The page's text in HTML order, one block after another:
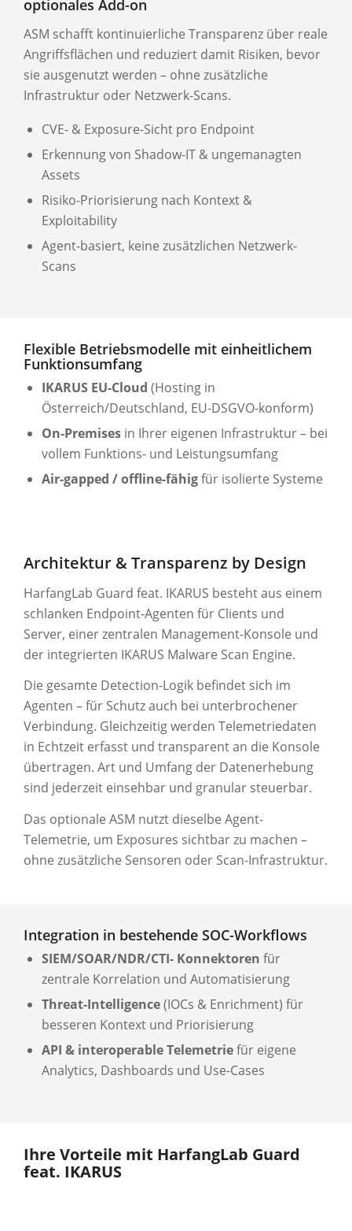
optionales Add-on
ASM schafft kontinuierliche Transparenz über reale
Angriffsflächen und reduziert damit Risiken, bevor
sie ausgenutzt werden – ohne zusätzliche
Infrastruktur oder Netzwerk-Scans.
CVE- & Exposure-Sicht pro Endpoint
Erkennung von Shadow-IT & ungemanagten
Assets
Risiko-Priorisierung nach Kontext &
Exploitability
Agent-basiert, keine zusätzlichen Netzwerk-
Scans
Flexible Betriebsmodelle mit einheitlichem
Funktionsumfang
IKARUS EU-Cloud (Hosting in
Österreich/Deutschland, EU-DSGVO-konform)
On-Premises in Ihrer eigenen Infrastruktur – bei
vollem Funktions- und Leistungsumfang
Air-gapped / offline-fähigfür isolierte Systeme
Architektur & Transparenz by Design
HarfangLab Guard feat. IKARUS besteht aus einem
schlanken Endpoint-Agenten für Clients und
Server, einer zentralen Management-Konsole und
der integrierten IKARUS Malware Scan Engine.
Die gesamte Detection-Logik befindet sich im
Agenten – für Schutz auch bei unterbrochener
Verbindung. Gleichzeitig werden Telemetriedaten
in Echtzeit erfasst und transparent an die Konsole
übertragen. Art und Umfang der Datenerhebung
sind jederzeit einsehbar und granular steuerbar.
Das optionale ASM nutzt dieselbe Agent-
Telemetrie, um Exposures sichtbar zu machen –
ohne zusätzliche Sensoren oder Scan-Infrastruktur.
Integration in bestehende SOC-Workflows
SIEM/SOAR/NDR/CTI- Konnektoren für
zentrale Korrelation und Automatisierung
Threat-Intelligence(IOCs & Enrichment) für
besseren Kontext und Priorisierung
API & interoperable Telemetriefür eigene
Analytics, Dashboards und Use-Cases
Ihre Vorteile mit HarfangLab Guard
feat. IKARUS